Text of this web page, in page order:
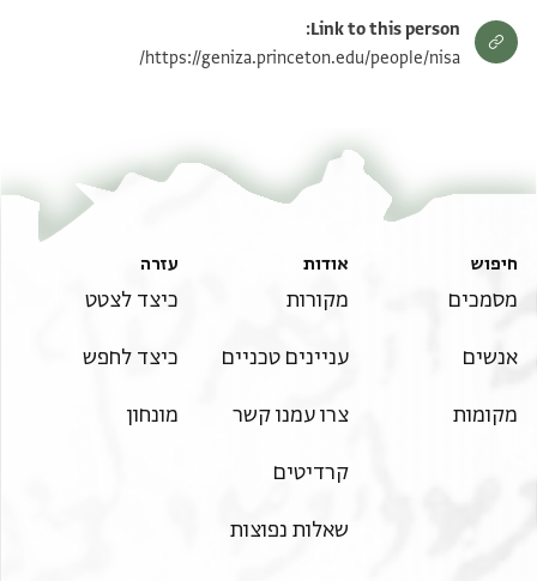
Link to this person:
https://geniza.princeton.edu/people/nisa/
חיפוש
מסמכים
אנשים
מקומות
אודות
מקורות
עניינים טכניים
צרו עמנו קשר
קרדיטים
שאלות נפוצות
עזרה
כיצד לצטט
כיצד לחפש
מונחון